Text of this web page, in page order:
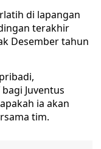
di lapangan
terakhir
Desember tahun
Juventus
ia akan
tim.